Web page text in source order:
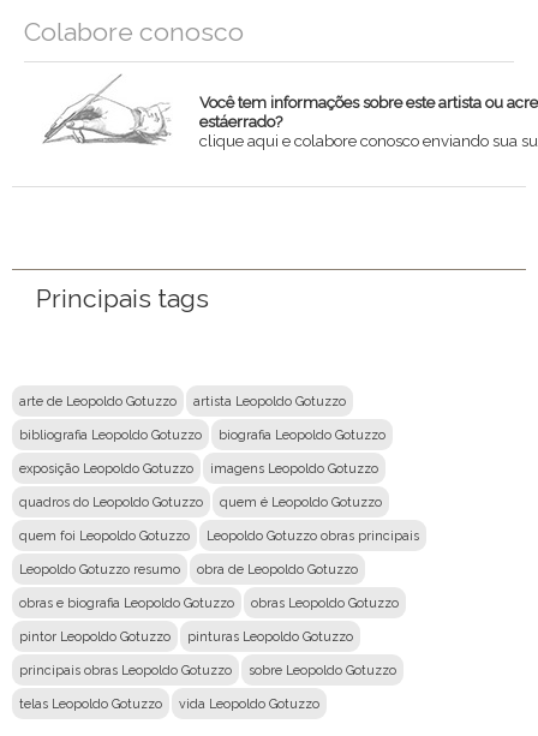
Colabore conosco
Você tem informações sobre este artista ou
estáerrado?
clique aqui e colabore conosco enviando sua
Principais tags
arte de Leopoldo Gotuzzo artista Leopoldo Gotuzzo
bibliografia Leopoldo Gotuzzo biografia Leopoldo Gotuzzo
exposição Leopoldo Gotuzzo imagens Leopoldo Gotuzzo
quadros do Leopoldo Gotuzzo quem é Leopoldo Gotuzzo
quem foi Leopoldo Gotuzzo Leopoldo Gotuzzo obras principais
Leopoldo Gotuzzo resumo obra de Leopoldo Gotuzzo
obras e biografia Leopoldo Gotuzzo obras Leopoldo Gotuzzo
pintor Leopoldo Gotuzzo pinturas Leopoldo Gotuzzo
principais obras Leopoldo Gotuzzo sobre Leopoldo Gotuzzo
telas Leopoldo Gotuzzo vida Leopoldo Gotuzzo